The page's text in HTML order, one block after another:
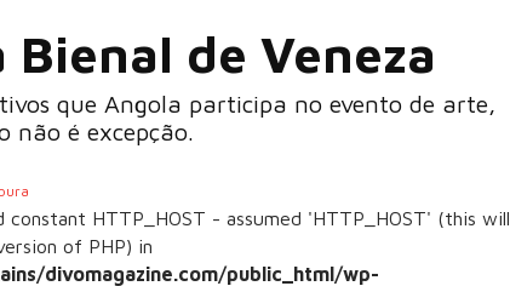
Bienal de Veneza
que Angola participa no evento de arte,
não é excepção.
constant HTTP_HOST - assumed 'HTTP_HOST' (this will
of PHP) in
divomagazine.com/public_html/wp-